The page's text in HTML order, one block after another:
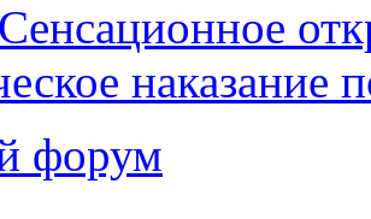
Сенсационное
наказание
форум